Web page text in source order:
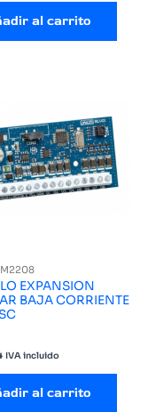
al carrito
EXPANSION
BAJA CORRIENTE
IVA incluido
al carrito